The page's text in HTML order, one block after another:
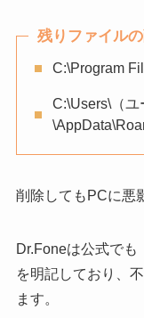
残りファイルの
C:\Program
C:\Users\（ユ
削除してもPCに悪
Dr.Foneは公式でも
を明記しており、
ます。